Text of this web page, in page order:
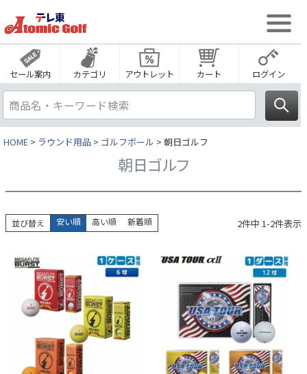
セール案内 カテゴリ アウトレット カート ログイン
HOME ラウンド用品 ゴルフボール 朝日ゴルフ
朝日ゴルフ
並び替え 安い順 高い順 新着順 2件中 1-2件表示